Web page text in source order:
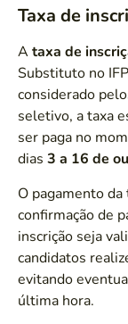
Taxa de
A taxa de
Substituto no
considerado
seletivo, a taxa
ser paga no
dias 3 a 16 de
O pagamento
confirmação de
inscrição seja
candidatos
evitando
última hora.